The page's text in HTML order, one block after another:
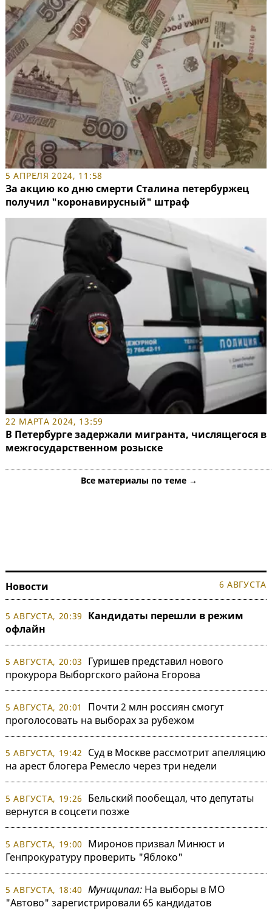
5 АПРЕЛЯ 2024, 11:58
За акцию ко дню смерти Сталина петербуржец
получил "коронавирусный" штраф
22 МАРТА 2024, 13:59
В Петербурге задержали мигранта, числящегося в
межгосударственном розыске
Все материалы по теме →
Новости 6 АВГУСТА
5 АВГУСТА, 20:39
Кандидаты перешли в режим
офлайн
5 АВГУСТА, 20:03
Гуришев представил нового
прокурора Выборгского района Егорова
5 АВГУСТА, 20:01
Почти 2 млн россиян смогут
проголосовать на выборах за рубежом
5 АВГУСТА, 19:42
Суд в Москве рассмотрит апелляцию
на арест блогера Ремесло через три недели
5 АВГУСТА, 19:26
Бельский пообещал, что депутаты
вернутся в соцсети позже
5 АВГУСТА, 19:00
Миронов призвал Минюст и
Генпрокуратуру проверить "Яблоко"
5 АВГУСТА, 18:40 Муниципал: На выборы в МО
"Автово" зарегистрировали 65 кандидатов